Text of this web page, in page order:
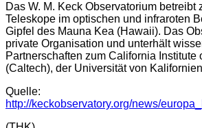
Das W. M. Keck Observatorium betreibt
Teleskope im optischen und infraroten
Gipfel des Mauna Kea (Hawaii). Das
private Organisation und unterhält
Partnerschaften zum California Institute
(Caltech), der Universität von
Quelle:
http://keckobservatory.org/news/